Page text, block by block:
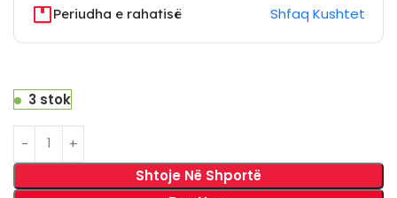
Periudha e rahatisë Shfaq Kushtet
3 stok
Shtoje Në Shportë